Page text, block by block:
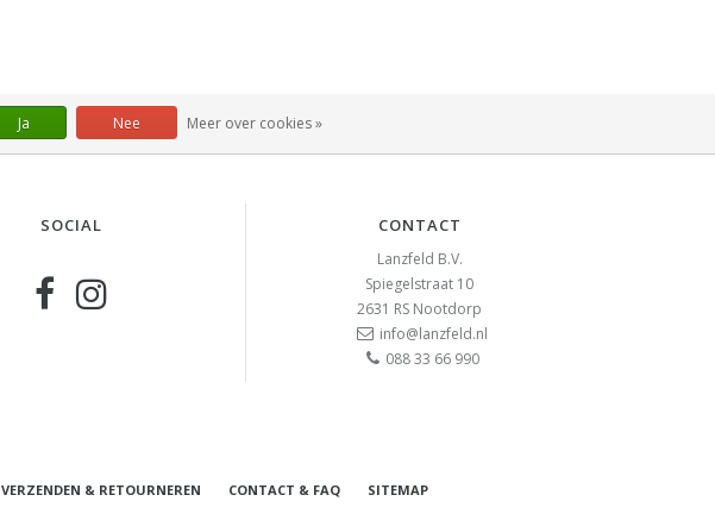
SOCIAL CONTACT
Lanzfeld B.V.
Spiegelstraat 10
2631 RS Nootdorp
info@lanzfeld.nl
088 33 66 990
VERZENDEN & RETOURNEREN CONTACT & FAQ SITEMAP
Ja Nee Meer over cookies »